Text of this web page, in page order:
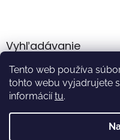
Tento web používa
tohto webu vyjadrujete
informáciítu.
Vyhľadávanie